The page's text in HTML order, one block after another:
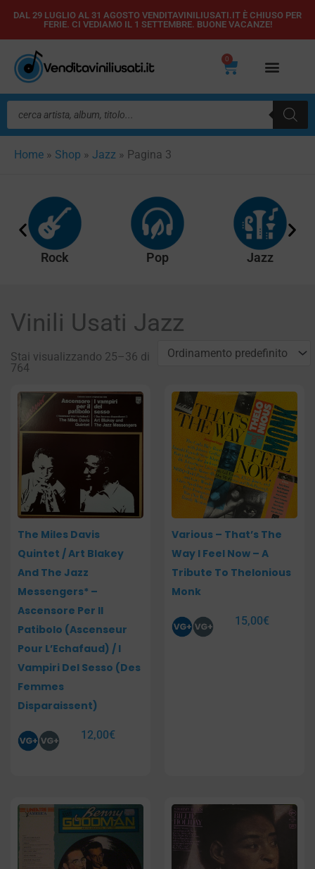
Vai
contenuto
DAL 29 LUGLIO AL 31 AGOSTO VENDITAVINILIUSATI.IT È CHIUSO PER
FERIE. CI VEDIAMO IL 1 SETTEMBRE. BUONE VACANZE!
0
Carrello
Ricerca
prodotti
Home » Shop » Jazz » Pagina 3
Rock Pop Jazz
Vinili Usati Jazz
Stai visualizzando 25–36 di
764
The Miles Davis
Quintet / Art Blakey
And The Jazz
Messengers* –
Ascensore Per Il
Patibolo (Ascenseur
Pour L’Echafaud) / I
Vampiri Del Sesso (Des
Femmes
Disparaissent)
12,00€
Various – That’s The
Way I Feel Now – A
Tribute To Thelonious
Monk
15,00€
PaginaPaginaPaginaPaginaPagina Pagina